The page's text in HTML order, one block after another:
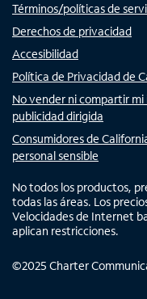
Términos/políticas de
Derechos de privacidad
Accesibilidad
Política de Privacidad de
No vender ni compartir
publicidad dirigida
Consumidores de
personal sensible
No todos los productos,
todas las áreas. Los
Velocidades de Internet
aplican restricciones.
©2025 Charter